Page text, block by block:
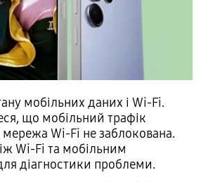
мобільних даних і Wi-Fi.
що мобільний трафік
мережа Wi-Fi не заблокована.
Wi-Fi та мобільним
діагностики проблеми.